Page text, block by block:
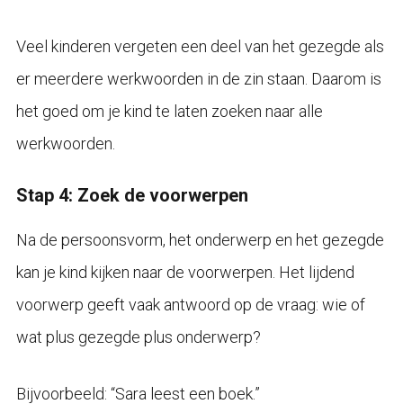
Veel kinderen vergeten een deel van het gezegde als
er meerdere werkwoorden in de zin staan. Daarom is
het goed om je kind te laten zoeken naar alle
werkwoorden.
Stap 4: Zoek de voorwerpen
Na de persoonsvorm, het onderwerp en het gezegde
kan je kind kijken naar de voorwerpen. Het lijdend
voorwerp geeft vaak antwoord op de vraag: wie of
wat plus gezegde plus onderwerp?
Bijvoorbeeld: “Sara leest een boek.”